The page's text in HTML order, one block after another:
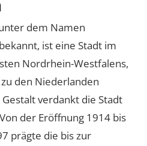
dem Namen
ist eine Stadt im
Nordrhein-Westfalens,
den Niederlanden
verdankt die Stadt
der Eröffnung 1914 bis
prägte die bis zur